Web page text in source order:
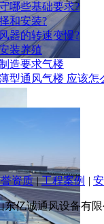
哪些基础要求?
和安装?
器的转速变慢?
装养殖
造要求气楼
型通风气楼 应该怎
资质 | 工程案例 |
东亿诚通风设备有